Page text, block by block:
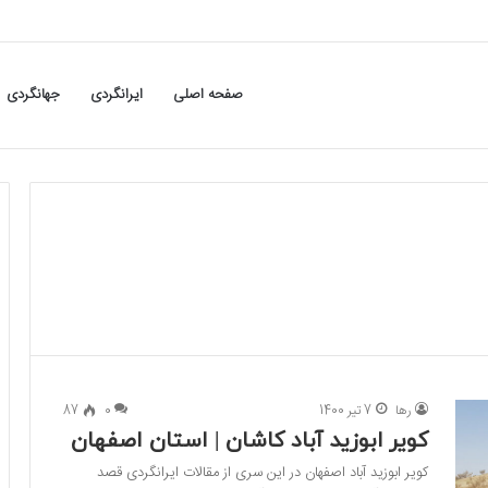
صفحه اصلی ایرانگردی جهانگردی
رها 7 تیر 1400 0
87
کویر ابوزید آباد کاشان | استان اصفهان
کویر ابوزید آباد اصفهان در این سری از مقالات ایرانگردی قصد